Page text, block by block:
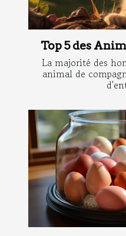
Top 5 des
La majorité des
animal de